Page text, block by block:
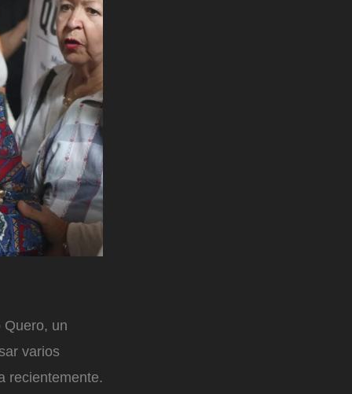
Quero, un
varios
recientemente.